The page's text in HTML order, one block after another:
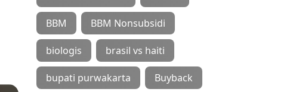
BBM BBM Nonsubsidi
biologis brasil vs haiti
bupati purwakarta Buyback